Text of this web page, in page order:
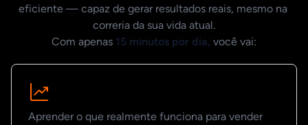
eficiente — capaz de gerar resultados reais, mesmo na
correria da sua vida atual.
Com apenas 15 minutos por dia, você vai:
Aprender o que realmente funciona para vender